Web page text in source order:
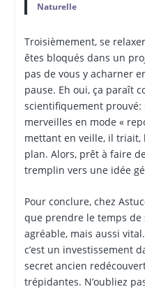
Naturelle
Troisièmement, se
êtes bloqués dans un
pas de vous y acharner
pause. Eh oui, ça paraît
scientifiquement prouvé:
merveilles en mode «
mettant en veille, il
plan. Alors, prêt à faire
tremplin vers une idée
Pour conclure, chez
que prendre le temps de
agréable, mais aussi
c’est un investissement
secret ancien
trépidantes. N’oubliez